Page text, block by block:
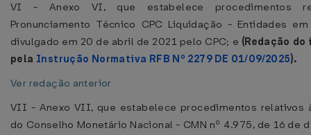
VI - Anexo VI, que estabelece procedimentos
Pronunciamento Técnico CPC Liquidação - Entidades
divulgado em 20 de abril de 2021 pelo CPC; e (Redação
pela Instrução Normativa RFB Nº 2279 DE 01/09/2025).
Ver redação anterior
VII - Anexo VII, que estabelece procedimentos relativos
do Conselho Monetário Nacional - CMN nº 4.975, de 16 de